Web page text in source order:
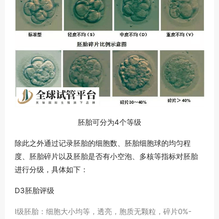
胚胎可分为4个等级
除此之外通过记录胚胎的细胞数、胚胎细胞球的均匀程
度、胚胎碎片以及胚胎是否有小空泡、多核等指标对胚胎
进行分级，具体如下：
D3胚胎评级
I级胚胎：细胞大小均等，透亮，胞质无颗粒，碎片0%-